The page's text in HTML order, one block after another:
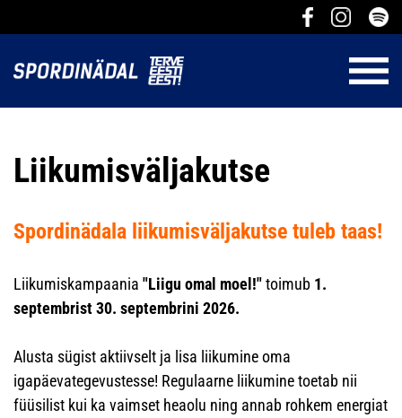
Liikumisväljakutse
Spordinädala liikumisväljakutse tuleb taas!
Liikumiskampaania "Liigu omal moel!"toimub 1.
septembrist 30. septembrini 2026.
Alusta sügist aktiivselt ja lisa liikumine oma
igapäevategevustesse! Regulaarne liikumine toetab nii
füüsilist kui ka vaimset heaolu ning annab rohkem energiat